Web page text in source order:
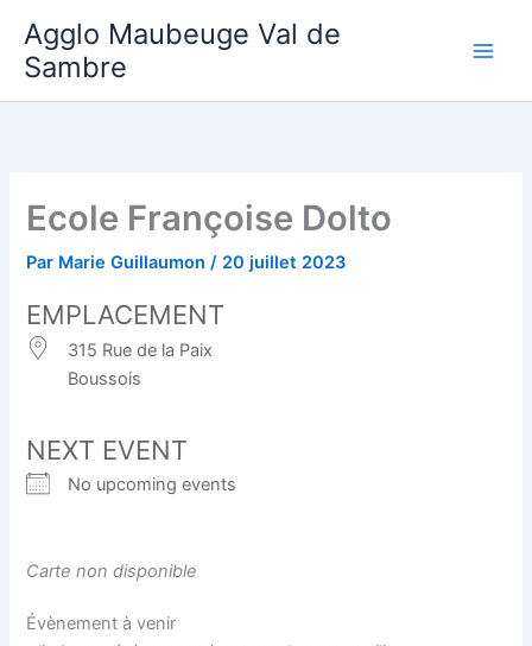
contenu
Agglo Maubeuge Val de
Sambre
Ecole Françoise Dolto
Par Marie Guillaumon/ 20 juillet 2023
EMPLACEMENT
315 Rue de la Paix
Boussois
NEXT EVENT
No upcoming events
Carte non disponible
Évènement à venir